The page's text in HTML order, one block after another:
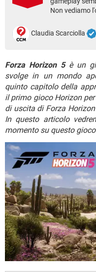
TIKTOK
Non vediamo
Claudia Scarciolla
Forza Horizon 5è un
svolge in un mondo
quinto capitolo della
il primo gioco Horizon
di uscita di Forza
In questo articolo
momento su questo